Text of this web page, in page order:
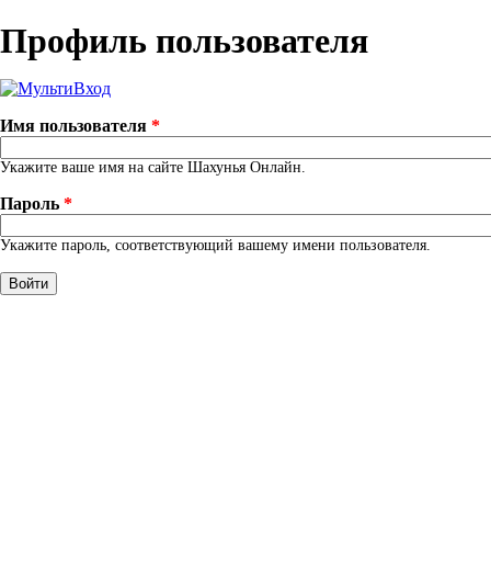
Профиль пользователя
Имя пользователя *
Укажите ваше имя на сайте Шахунья Онлайн.
Пароль *
Укажите пароль, соответствующий вашему имени пользователя.